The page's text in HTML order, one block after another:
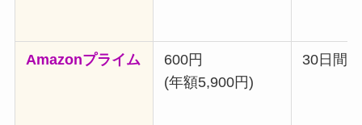
Amazonプライム
600円
(年額5,900円)
30日間